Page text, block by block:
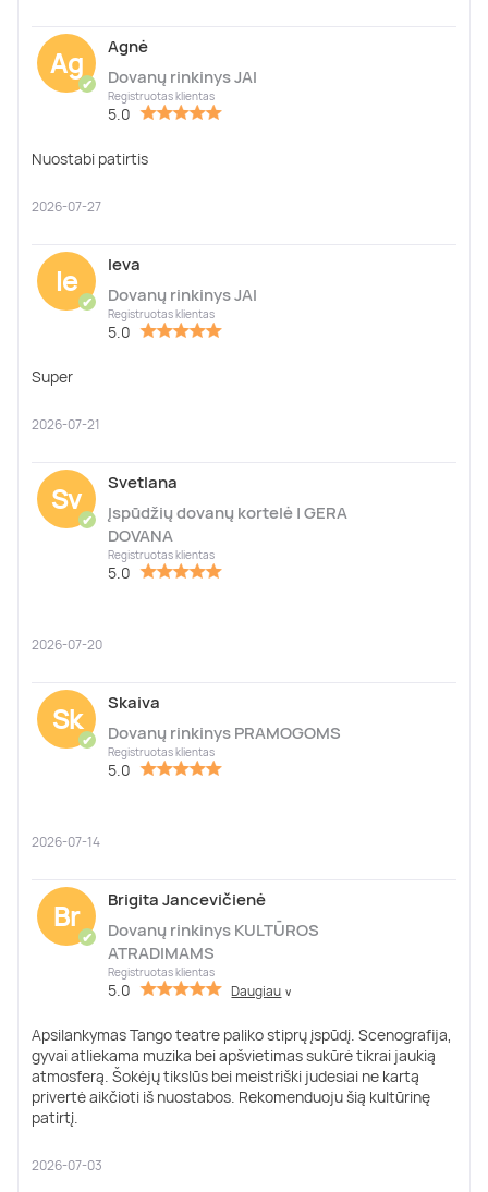
Ag
✔
Agnė
Dovanų rinkinys JAI
Registruotas klientas
5.0
Nuostabi patirtis
2026-07-27
Ie
✔
Ieva
Dovanų rinkinys JAI
Registruotas klientas
5.0
Super
2026-07-21
Sv
✔
Svetlana
Įspūdžių dovanų kortelė | GERA
DOVANA
Registruotas klientas
5.0
2026-07-20
Sk
✔
Skaiva
Dovanų rinkinys PRAMOGOMS
Registruotas klientas
5.0
2026-07-14
Br
✔
Brigita Jancevičienė
Dovanų rinkinys KULTŪROS
ATRADIMAMS
Registruotas klientas
5.0 Daugiau ∨
Apsilankymas Tango teatre paliko stiprų įspūdį. Scenografija,
gyvai atliekama muzika bei apšvietimas sukūrė tikrai jaukią
atmosferą. Šokėjų tikslūs bei meistriški judesiai ne kartą
privertė aikčioti iš nuostabos. Rekomenduoju šią kultūrinę
patirtį.
2026-07-03